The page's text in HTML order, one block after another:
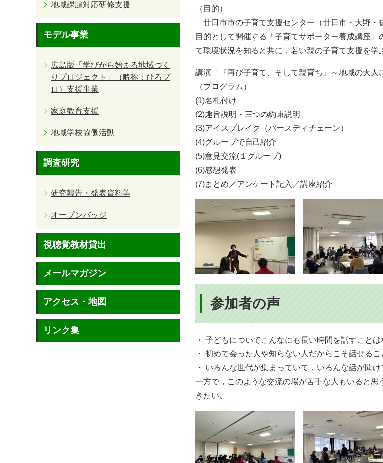
（目的）
廿日市市の子育て支援センター（廿日市・大野・
目的として開催する「子育てサポーター養成講座
て環境状況を知ると共に，若い親の子育て支援を学
講演「『再び子育て、そして親育ち』～地域の大
（プログラム）
(1)名札付け
(2)趣旨説明・三つの約束説明
(3)アイスブレイク（バースディチェーン）
(4)グループで自己紹介
(5)意見交流(１グループ)
(6)感想発表
(7)まとめ／アンケート記入／講座紹介
参加者の声
・ 子どもについてこんなにも長い時間を話すこと
・ 初めて会った人や知らない人だからこそ話せるこ
・ いろんな世代が集まっていて，いろんな話が聞
一方で，このような交流の場が苦手な人もいると
きたい。
地域課題対応研修支援
モデル事業
広島版「学びから始まる地域づく
りプロジェクト」（略称：ひろプ
ロ）支援事業
家庭教育支援
地域学校協働活動
調査研究
研究報告・発表資料等
オープンバッジ
視聴覚教材貸出
メールマガジン
アクセス・地図
リンク集